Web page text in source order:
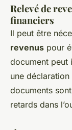
Relevé de
financiers
Il peut être
revenus pour
document peut
une
documents sont
retards dans